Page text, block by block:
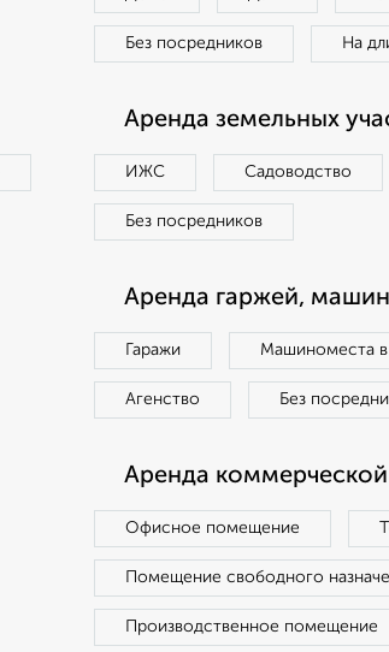
Без посредников На
Аренда земельных
ИЖС Садоводство
Без посредников
Аренда гаржей,
Гаражи Машиноместа в
Агенство Без
Аренда
Офисное помещение
Помещение свободного
Производственное помещение